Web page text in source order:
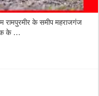
रामपुरमीर के समीप महराजगंज
के …